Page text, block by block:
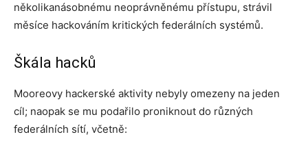
několikanásobnému neoprávněnému přístupu, strávil
měsíce hackováním kritických federálních systémů.
Škála hacků
Mooreovy hackerské aktivity nebyly omezeny na jeden
cíl; naopak se mu podařilo proniknout do různých
federálních sítí, včetně: